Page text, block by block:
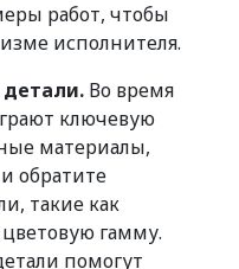
работ, чтобы
исполнителя.
Во время
ключевую
материалы,
обратите
такие как
гамму.
помогут